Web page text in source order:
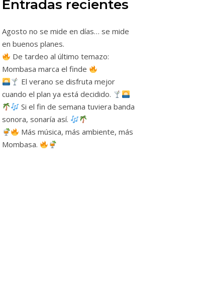
Entradas recientes
Agosto no se mide en días… se mide
en buenos planes.
De tardeo al último temazo:
Mombasa marca el finde
El verano se disfruta mejor
cuando el plan ya está decidido.
Si el fin de semana tuviera banda
sonora, sonaría así.
Más música, más ambiente, más
Mombasa.